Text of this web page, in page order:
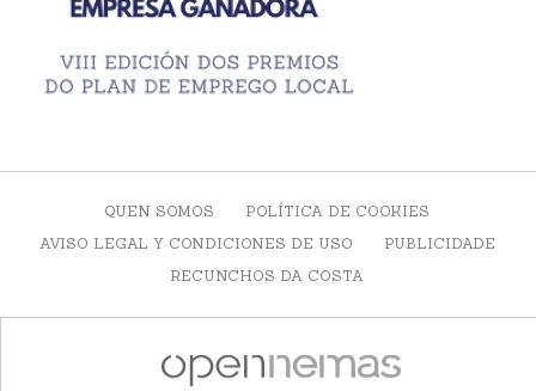
QUEN SOMOS
POLÍTICA DE COOKIES
AVISO LEGAL Y CONDICIONES DE USO
PUBLICIDADE
RECUNCHOS DA COSTA